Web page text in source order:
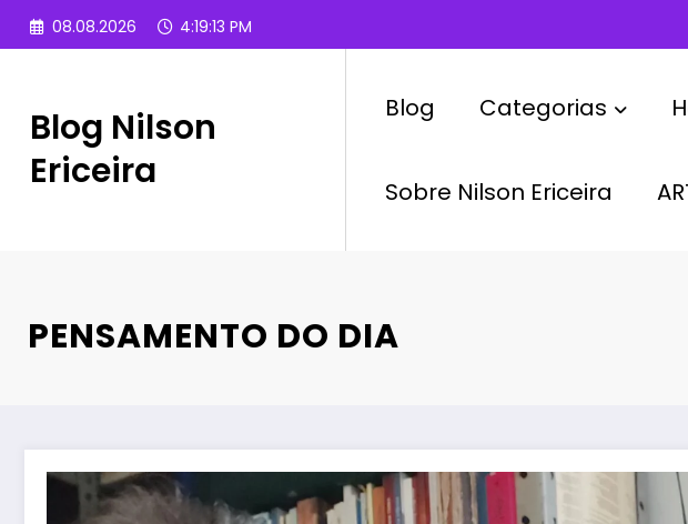
Pular
para
08.08.2026 4:19:14 PM
Blog Nilson
Ericeira
Blog Categorias
Sobre Nilson Ericeira
PENSAMENTO DO DIA